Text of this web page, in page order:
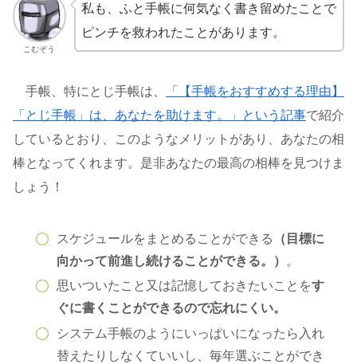
こむぞう
私も、ふと手帳に何気なく書き留めたことで
ピンチを救われたことがあります。
手帳、特にとじ手帳は、
「【手帳をおすすめする理由】
「とじ手帳」は、あなたを助けます。」という記事で紹介
しているとおり、このようなメリットがあり、あなたの相
棒となってくれます。是非あなたの最高の相棒を見つけま
しょう！
スケジュールをまとめることができる
（目標に
向かって前進し続けることができる。）
。
思いついたこと又は記憶しておきたいことをす
ぐに書くことができるので忘れにくい。
システム手帳のようにいっぱいになったら入れ
替えたりしなくていいし、毎年選ぶことができ